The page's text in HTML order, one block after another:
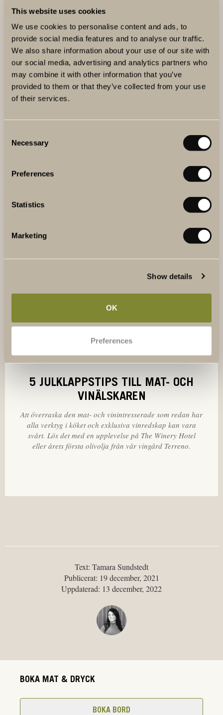
This website uses cookies
We use cookies to personalise content and ads, to
provide social media features and to analyse our traffic.
We also share information about your use of our site with
our social media, advertising and analytics partners who
may combine it with other information that you’ve
provided to them or that they’ve collected from your use
of their services.
Selection
Necessary
Preferences
Statistics
Marketing
Show details
OK
Preferences
Hotel är en uppskattad och njutningsfull julklapp oavsett
om det är till honom, henne, kollegan, mamma, pappa
5 JULKLAPPSTIPS TILL MAT- OCH
VINÄLSKAREN
Att överraska den mat- och vinintresserade som redan har
alla verktyg i köket och exklusiva vinredskap kan vara
svårt. Lös det med en upplevelse på The Winery Hotel
eller årets första olivolja från vår vingård Terreno.
Text: Tamara Sundstedt
Publicerat: 19 december, 2021
Uppdaterad: 13 december, 2022
BOKA MAT & DRYCK
BOKA BORD